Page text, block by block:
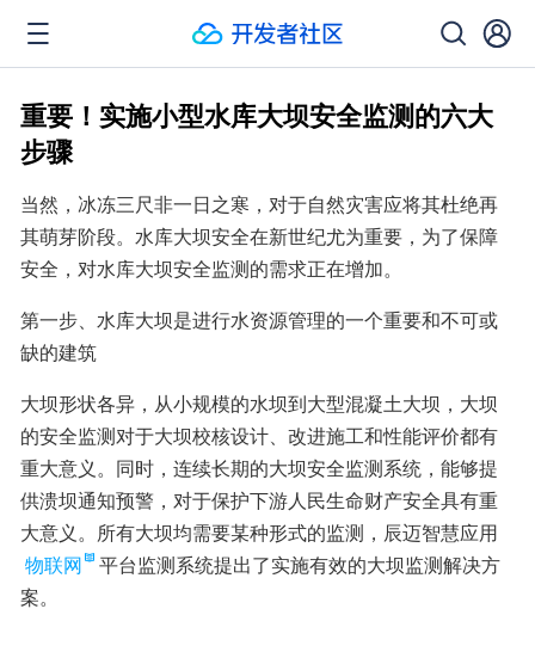
重要！实施小型水库大坝安全监测的六大
步骤
当然，冰冻三尺非一日之寒，对于自然灾害应将其杜绝再
其萌芽阶段。水库大坝安全在新世纪尤为重要，为了保障
安全，对水库大坝安全监测的需求正在增加。
第一步、水库大坝是进行水资源管理的一个重要和不可或
缺的建筑
大坝形状各异，从小规模的水坝到大型混凝土大坝，大坝
的安全监测对于大坝校核设计、改进施工和性能评价都有
重大意义。同时，连续长期的大坝安全监测系统，能够提
供溃坝通知预警，对于保护下游人民生命财产安全具有重
大意义。所有大坝均需要某种形式的监测，辰迈智慧应用
物联网
平台监测系统提出了实施有效的大坝监测解决方
案。